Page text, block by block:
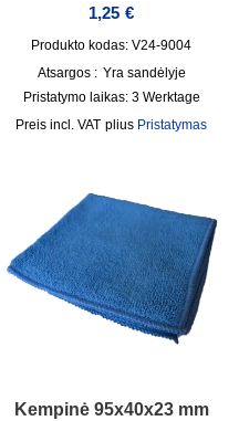
1,25 €
Produkto kodas: V24-9004
Atsargos : Yra sandėlyje
Pristatymo laikas: 3 Werktage
incl. VAT plius Pristatymas
Kempinė 95x40x23 mm